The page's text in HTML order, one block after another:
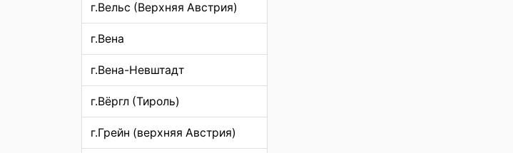
г.Вельс (Верхняя Австрия)
г.Вена
г.Вена-Невштадт
г.Вёргл (Тироль)
г.Грейн (верхняя Австрия)